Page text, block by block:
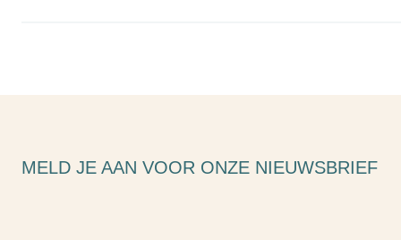
MELD JE AAN VOOR ONZE NIEUWSBRIEF